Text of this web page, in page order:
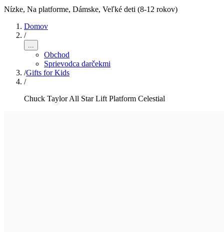
Nízke, Na platforme, Dámske, Veľké deti (8-12 rokov)
Domov
/
...
Obchod
Sprievodca darčekmi
/Gifts for Kids
/
Chuck Taylor All Star Lift Platform Celestial